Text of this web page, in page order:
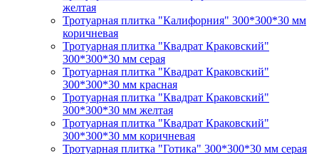
желтая
Тротуарная плитка "Калифорния" 300*300*30 мм
коричневая
Тротуарная плитка "Квадрат Краковский"
300*300*30 мм серая
Тротуарная плитка "Квадрат Краковский"
300*300*30 мм красная
Тротуарная плитка "Квадрат Краковский"
300*300*30 мм желтая
Тротуарная плитка "Квадрат Краковский"
300*300*30 мм коричневая
Тротуарная плитка "Готика" 300*300*30 мм серая